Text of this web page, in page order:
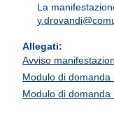
La
Allegati:
Avviso
Modulo di
Modulo di